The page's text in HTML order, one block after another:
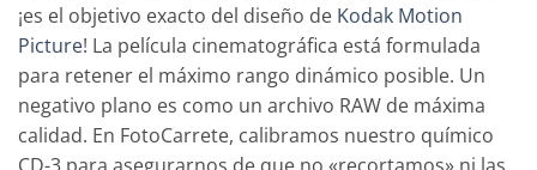
¡es el objetivo exacto del diseño de Kodak Motion
Picture! La película cinematográfica está formulada
para retener el máximo rango dinámico posible. Un
negativo plano es como un archivo RAW de máxima
calidad. En FotoCarrete, calibramos nuestro químico